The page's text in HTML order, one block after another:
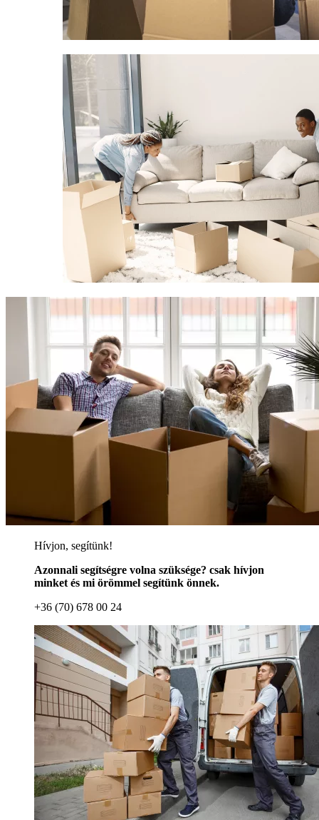
Hívjon, segítünk!
Azonnali segítségre volna szüksége? csak hívjon
minket és mi örömmel segítünk önnek.
+36 (70) 678 00 24